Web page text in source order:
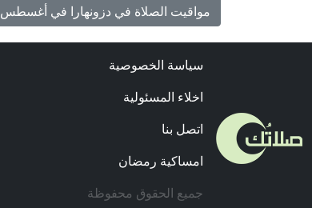
مواقيت الصلاة في دزونهارا في أغسطس 2026
سياسة الخصوصية
اخلاء المسئولية
اتصل بنا
امساكية رمضان
جميع الحقوق محفوظة